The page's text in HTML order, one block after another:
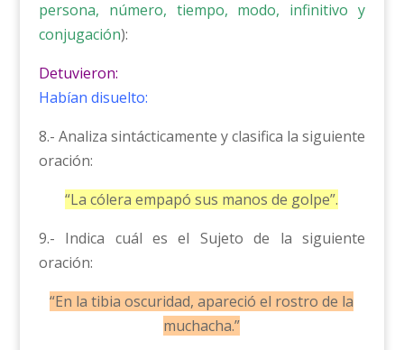
persona, número, tiempo, modo, infinitivo y
conjugación):
Detuvieron:
Habían disuelto:
8.- Analiza sintácticamente y clasifica la siguiente
oración:
“La cólera empapó sus manos de golpe”.
9.- Indica cuál es el Sujeto de la siguiente
oración:
“En la tibia oscuridad, apareció el rostro de la
muchacha.”